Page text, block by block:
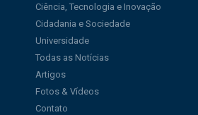
Ciência, Tecnologia e Inovação
Cidadania e Sociedade
Universidade
Todas as Notícias
Artigos
Fotos & Vídeos
Contato